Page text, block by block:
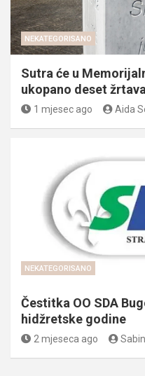
NEKATEGORISANO
Sutra će u
ukopano deset
1 mjesec ago Aida
NEKATEGORISANO
Čestitka OO SDA
hidžretske godine
2 mjeseca ago